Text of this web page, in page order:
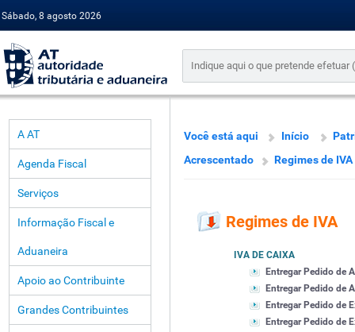
Sábado, 8 agosto 2026
A AT
Agenda Fiscal
Serviços
Informação Fiscal e
Aduaneira
Apoio ao Contribuinte
Grandes Contribuintes
Você está aqui Início
Acrescentado
Regimes de IVA
Regimes de IVA
IVA DE CAIXA
Entregar Pedido de
Entregar Pedido de
Entregar Pedido de
Entregar Pedido de